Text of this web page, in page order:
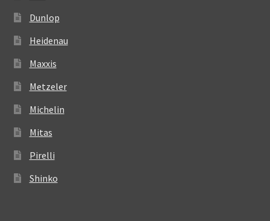
Dunlop
Heidenau
Maxxis
Metzeler
Michelin
Mitas
Pirelli
Shinko